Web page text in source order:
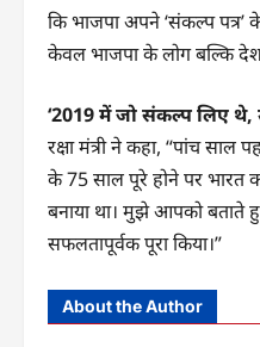
कि भाजपा अपने ‘संकल्प पत्र’
केवल भाजपा के लोग बल्कि देश
‘2019 में जो संकल्प लिए थे,
रक्षा मंत्री ने कहा, “पांच
के 75 साल पूरे होने पर भारत
बनाया था। मुझे आपको
सफलतापूर्वक पूरा किया।”
About the Author